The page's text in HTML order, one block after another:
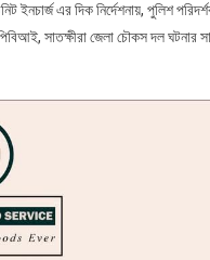
ইনচার্জ এর দিক নির্দেশনায়, পুলিশ
সাতক্ষীরা জেলা চৌকস দল ঘটনার